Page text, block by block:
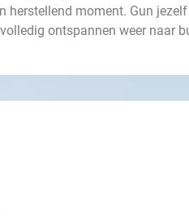
herstellend moment. Gun
ontspannen weer naar